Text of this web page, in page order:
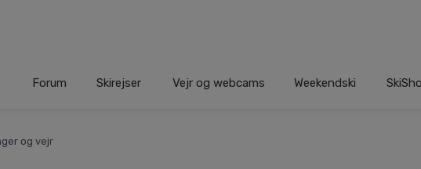
Forum Skirejser Vejr og webcams Weekendski
og vejr